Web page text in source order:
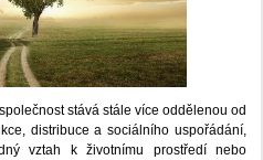
stává stále více oddělenou od
distribuce a sociálního uspořádání,
vztah k životnímu prostředí nebo